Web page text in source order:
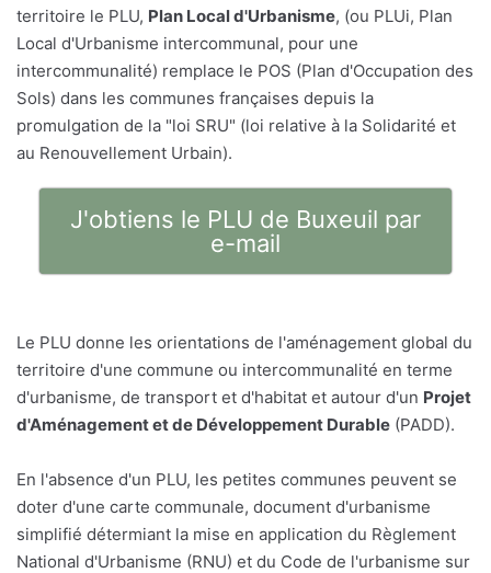
territoire le PLU, Plan Local d'Urbanisme, (ou PLUi, Plan
Local d'Urbanisme intercommunal, pour une
intercommunalité) remplace le POS (Plan d'Occupation des
Sols) dans les communes françaises depuis la
promulgation de la "loi SRU" (loi relative à la Solidarité et
au Renouvellement Urbain).
J'obtiens le PLU de Buxeuil par
e-mail
Le PLU donne les orientations de l'aménagement global du
territoire d'une commune ou intercommunalité en terme
d'urbanisme, de transport et d'habitat et autour d'un Projet
d'Aménagement et de Développement Durable (PADD).
En l'absence d'un PLU, les petites communes peuvent se
doter d'une carte communale, document d'urbanisme
simplifié détermiant la mise en application du Règlement
National d'Urbanisme (RNU) et du Code de l'urbanisme sur